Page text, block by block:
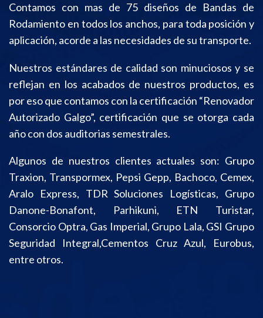
Contamos con mas de 75 diseños de Bandas de
Rodamiento en todos los anchos, para toda posición y
aplicación, acorde a las necesidades de su transporte.
Nuestros estándares de calidad son minuciosos y se
reflejan en los acabados de nuestros productos, es
por eso que contamos con la certificación “Renovador
Autorizado Galgo”, certificación que se otorga cada
año con dos auditorias semestrales.
Algunos de nuestros clientes actuales son: Grupo
Traxion, Transpormex, Pepsi Gepp, Bachoco, Cemex,
Aralo Express, TDR Soluciones Logísticas, Grupo
Danone-Bonafont, Parhikuni, ETN Turistar,
Consorcio Optra, Gas Imperial, Grupo Lala, GSI Grupo
Seguridad Integral,Cementos Cruz Azul, Eurobus,
entre otros.